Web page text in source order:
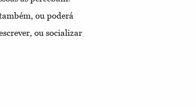
ou poderá
ou socializar